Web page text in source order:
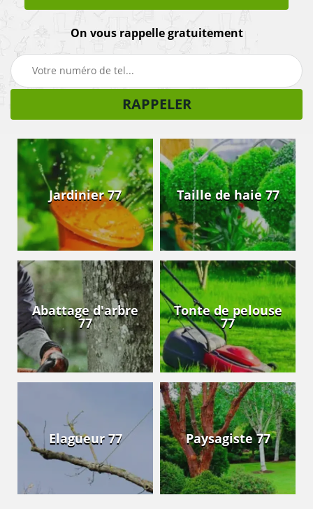
On vous rappelle gratuitement
Jardinier 77 Taille de haie 77
Abattage d'arbre
77
Tonte de pelouse
77
Elagueur 77 Paysagiste 77